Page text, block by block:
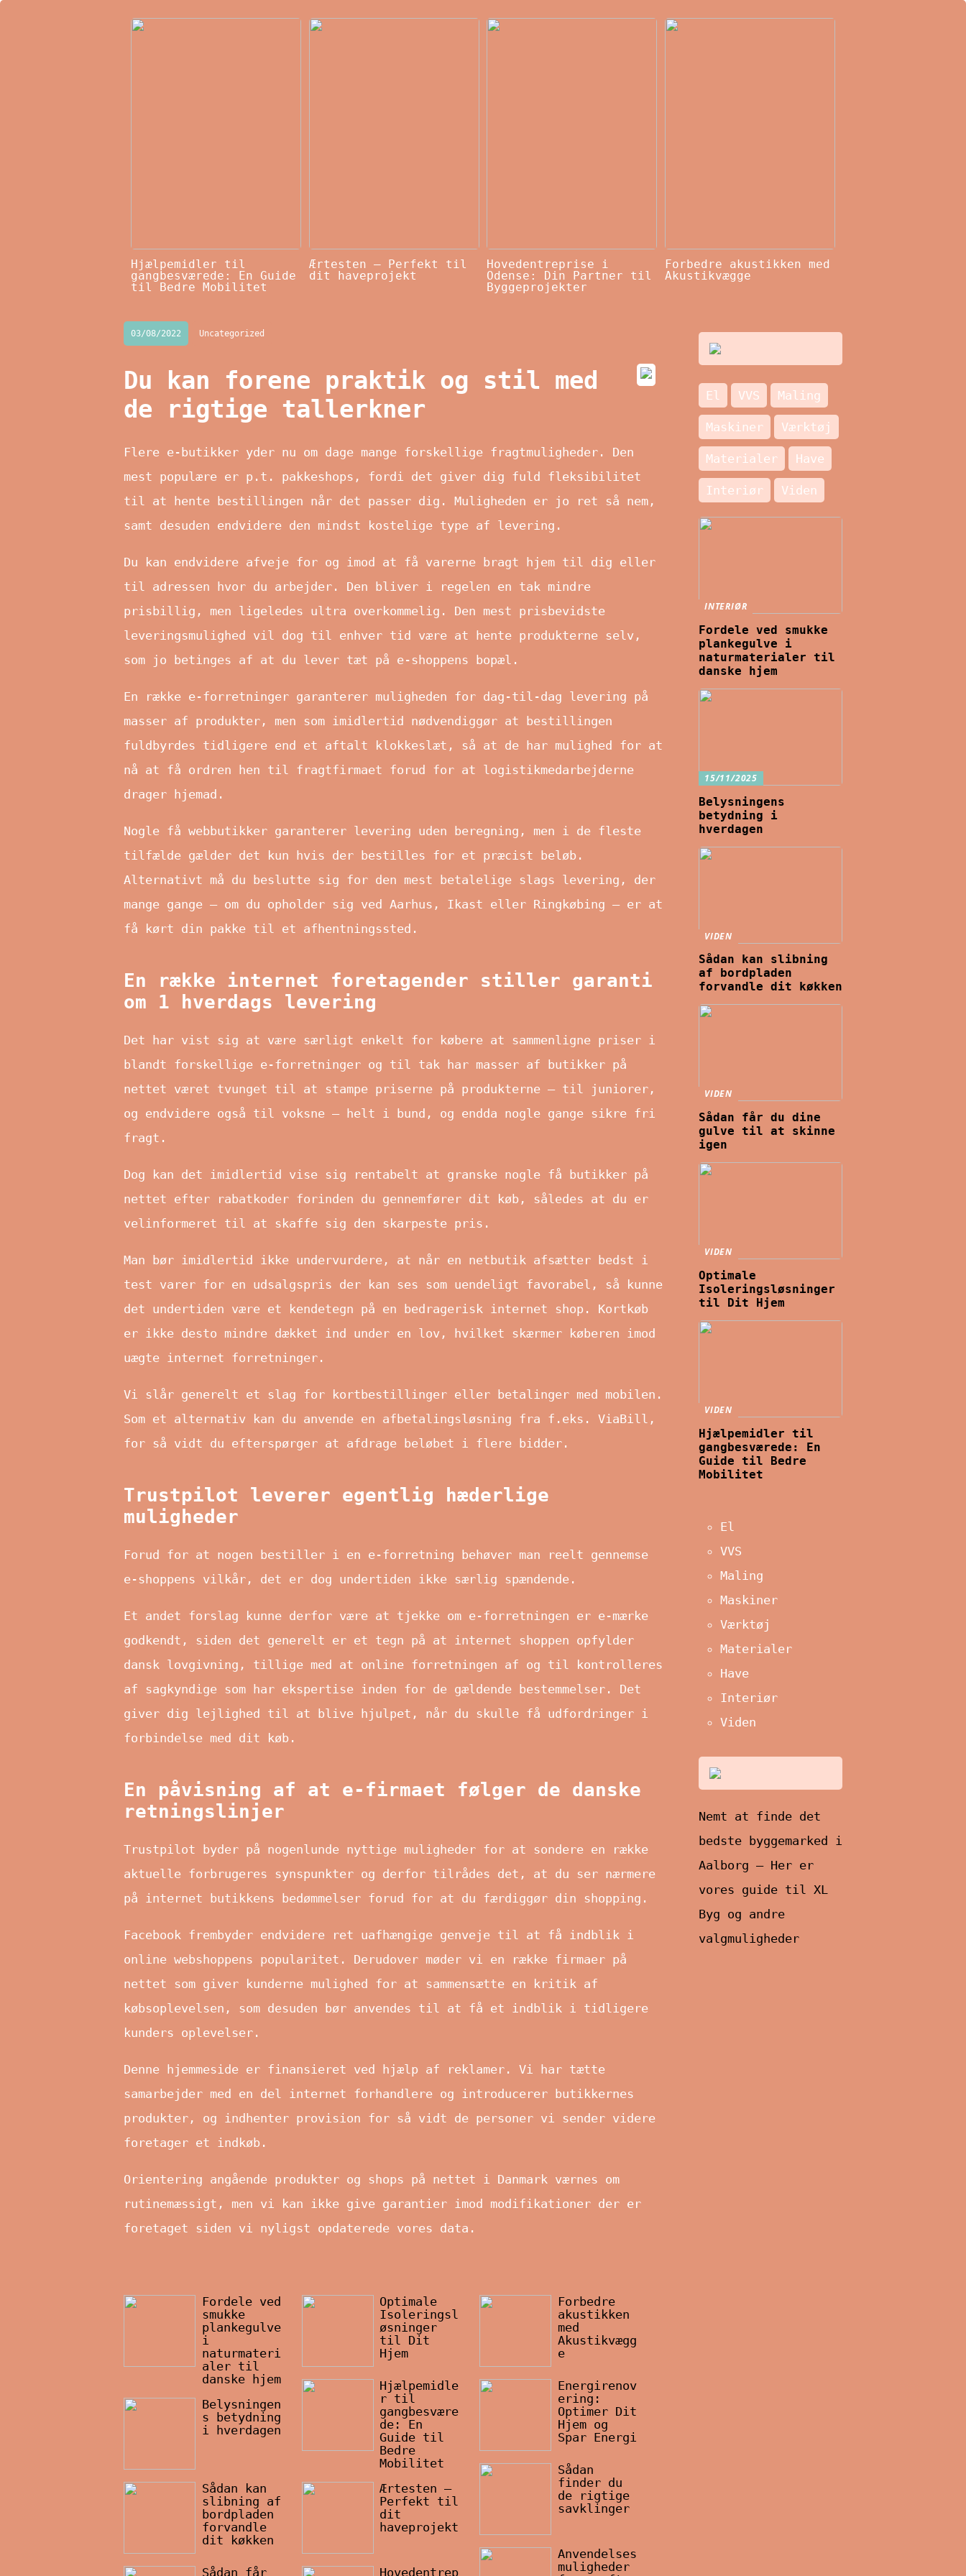
Hjælpemidler til
gangbesværede: En Guide
til Bedre Mobilitet
Ærtesten – Perfekt til
dit haveprojekt
Hovedentreprise i
Odense: Din Partner til
Byggeprojekter
Forbedre akustikken med
Akustikvægge
03/08/2022 Uncategorized
Du kan forene praktik og stil med
de rigtige tallerkner
Flere e-butikker yder nu om dage mange forskellige fragtmuligheder. Den
mest populære er p.t. pakkeshops, fordi det giver dig fuld fleksibilitet
til at hente bestillingen når det passer dig. Muligheden er jo ret så nem,
samt desuden endvidere den mindst kostelige type af levering.
Du kan endvidere afveje for og imod at få varerne bragt hjem til dig eller
til adressen hvor du arbejder. Den bliver i regelen en tak mindre
prisbillig, men ligeledes ultra overkommelig. Den mest prisbevidste
leveringsmulighed vil dog til enhver tid være at hente produkterne selv,
som jo betinges af at du lever tæt på e-shoppens bopæl.
En række e-forretninger garanterer muligheden for dag-til-dag levering på
masser af produkter, men som imidlertid nødvendiggør at bestillingen
fuldbyrdes tidligere end et aftalt klokkeslæt, så at de har mulighed for at
nå at få ordren hen til fragtfirmaet forud for at logistikmedarbejderne
drager hjemad.
Nogle få webbutikker garanterer levering uden beregning, men i de fleste
tilfælde gælder det kun hvis der bestilles for et præcist beløb.
Alternativt må du beslutte sig for den mest betalelige slags levering, der
mange gange – om du opholder sig ved Aarhus, Ikast eller Ringkøbing – er at
få kørt din pakke til et afhentningssted.
En række internet foretagender stiller garanti
om 1 hverdags levering
Det har vist sig at være særligt enkelt for købere at sammenligne priser i
blandt forskellige e-forretninger og til tak har masser af butikker på
nettet været tvunget til at stampe priserne på produkterne – til juniorer,
og endvidere også til voksne – helt i bund, og endda nogle gange sikre fri
fragt.
Dog kan det imidlertid vise sig rentabelt at granske nogle få butikker på
nettet efter rabatkoder forinden du gennemfører dit køb, således at du er
velinformeret til at skaffe sig den skarpeste pris.
Man bør imidlertid ikke undervurdere, at når en netbutik afsætter bedst i
test varer for en udsalgspris der kan ses som uendeligt favorabel, så kunne
det undertiden være et kendetegn på en bedragerisk internet shop. Kortkøb
er ikke desto mindre dækket ind under en lov, hvilket skærmer køberen imod
uægte internet forretninger.
Vi slår generelt et slag for kortbestillinger eller betalinger med mobilen.
Som et alternativ kan du anvende en afbetalingsløsning fra f.eks. ViaBill,
for så vidt du efterspørger at afdrage beløbet i flere bidder.
Trustpilot leverer egentlig hæderlige
muligheder
Forud for at nogen bestiller i en e-forretning behøver man reelt gennemse
e-shoppens vilkår, det er dog undertiden ikke særlig spændende.
Et andet forslag kunne derfor være at tjekke om e-forretningen er e-mærke
godkendt, siden det generelt er et tegn på at internet shoppen opfylder
dansk lovgivning, tillige med at online forretningen af og til kontrolleres
af sagkyndige som har ekspertise inden for de gældende bestemmelser. Det
giver dig lejlighed til at blive hjulpet, når du skulle få udfordringer i
forbindelse med dit køb.
En påvisning af at e-firmaet følger de danske
retningslinjer
Trustpilot byder på nogenlunde nyttige muligheder for at sondere en række
aktuelle forbrugeres synspunkter og derfor tilrådes det, at du ser nærmere
på internet butikkens bedømmelser forud for at du færdiggør din shopping.
Facebook frembyder endvidere ret uafhængige genveje til at få indblik i
online webshoppens popularitet. Derudover møder vi en række firmaer på
nettet som giver kunderne mulighed for at sammensætte en kritik af
købsoplevelsen, som desuden bør anvendes til at få et indblik i tidligere
kunders oplevelser.
Denne hjemmeside er finansieret ved hjælp af reklamer. Vi har tætte
samarbejder med en del internet forhandlere og introducerer butikkernes
produkter, og indhenter provision for så vidt de personer vi sender videre
foretager et indkøb.
Orientering angående produkter og shops på nettet i Danmark værnes om
rutinemæssigt, men vi kan ikke give garantier imod modifikationer der er
foretaget siden vi nyligst opdaterede vores data.
Fordele ved
smukke
plankegulve
i
naturmateri
aler til
danske hjem
Belysningen
s betydning
i hverdagen
Sådan kan
slibning af
bordpladen
forvandle
dit køkken
Sådan får
Optimale
Isoleringsl
øsninger
til Dit
Hjem
Hjælpemidle
r til
gangbesvære
de: En
Guide til
Bedre
Mobilitet
Ærtesten –
Perfekt til
dit
haveprojekt
Hovedentrep
Forbedre
akustikken
med
Akustikvægg
e
Energirenov
ering:
Optimer Dit
Hjem og
Spar Energi
Sådan
finder du
de rigtige
savklinger
Anvendelses
muligheder
El VVS Maling
Maskiner Værktøj
Materialer Have
Interiør Viden
INTERIØR
Fordele ved smukke
plankegulve i
naturmaterialer til
danske hjem
15/11/2025
Belysningens
betydning i
hverdagen
VIDEN
Sådan kan slibning
af bordpladen
forvandle dit køkken
VIDEN
Sådan får du dine
gulve til at skinne
igen
VIDEN
Optimale
Isoleringsløsninger
til Dit Hjem
VIDEN
Hjælpemidler til
gangbesværede: En
Guide til Bedre
Mobilitet
El
VVS
Maling
Maskiner
Værktøj
Materialer
Have
Interiør
Viden
Nemt at finde det
bedste byggemarked i
Aalborg – Her er
vores guide til XL
Byg og andre
valgmuligheder